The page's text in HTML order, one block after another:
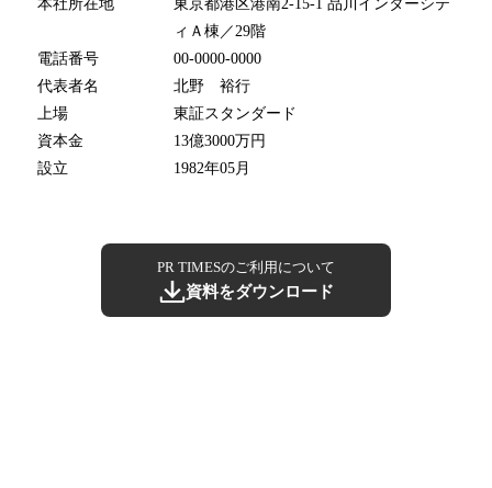
本社所在地
東京都港区港南2-15-1 品川インターシテ
ィＡ棟／29階
電話番号
00-0000-0000
代表者名
北野 裕行
上場
東証スタンダード
資本金
13億3000万円
設立
1982年05月
PR TIMESのご利用について
資料をダウンロード